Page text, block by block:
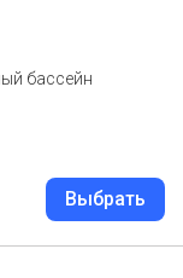
бассейн
Выбрать